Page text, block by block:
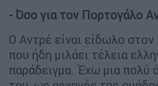
- Όσο για τον Πορτογάλο
Ο Αντρέ είναι είδωλο
που ήδη μιλάει τέλεια
παράδειγμα. Έχω μια πολύ